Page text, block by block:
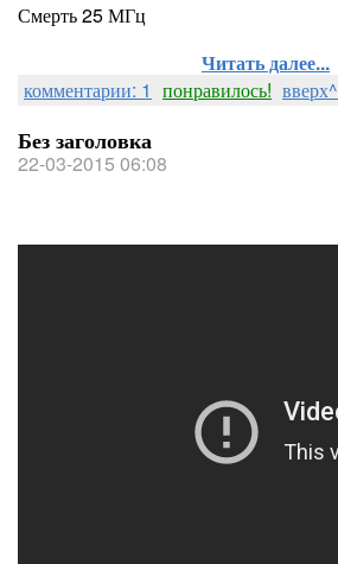
Смерть 25 МГц
Читать далее...
комментарии: 1 понравилось! вверх^
Без заголовка
22-03-2015 06:08